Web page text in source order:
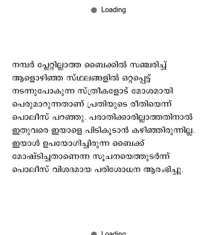
നമ്പർ പ്ലേറ്റില്ലാത്ത ബൈക്കിൽ സഞ്ചരിച്ച്
ആളൊഴിഞ്ഞ സ്ഥലങ്ങളിൽ ഒറ്റപ്പെട്ട്
നടന്നുപോകുന്ന സ്ത്രീകളോട് മോശമായി
പെരുമാറുന്നതാണ് പ്രതിയുടെ രീതിയെന്ന്
പൊലീസ് പറഞ്ഞു. പരാതിക്കാരില്ലാത്തതിനാൽ
ഇതുവരെ ഇയാളെ പിടികൂടാൻ കഴിഞ്ഞിരുന്നില്ല.
ഇയാൾ ഉപയോഗിച്ചിരുന്ന ബൈക്ക്
മോഷ്ടിച്ചതാണെന്ന സൂചനയെത്തുടർന്ന്
പൊലീസ് വിശദമായ പരിശോധന ആരംഭിച്ചു.